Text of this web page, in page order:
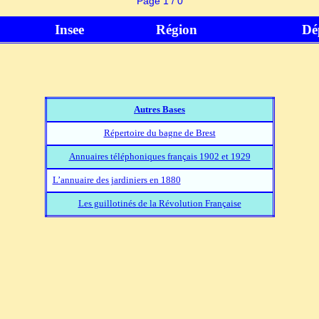
Insee Région
Autres Bases
Répertoire du bagne de Brest
Annuaires téléphoniques français 1902 et 1929
L’annuaire des jardiniers en 1880
Les guillotinés de la Révolution Française